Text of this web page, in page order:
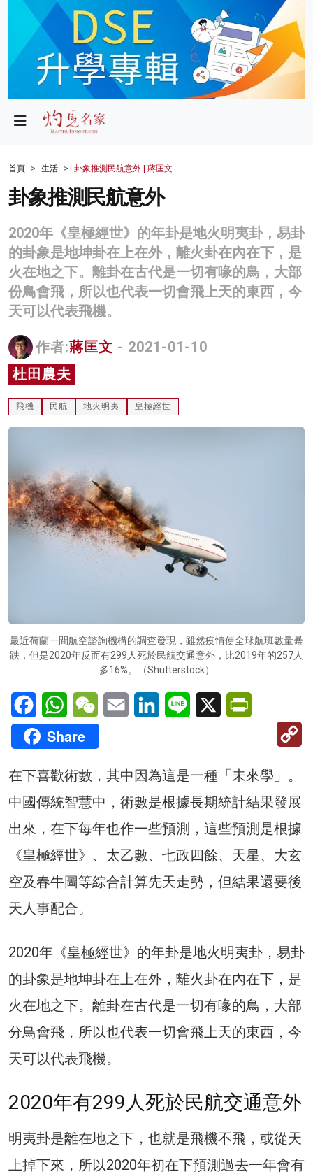
政局
財經
生活
商業
科技
影片
名家榜
灼見活動
首頁 生活 卦象推測民航意外 | 蔣匡文
卦象推測民航意外
2020年《皇極經世》的年卦是地火明夷卦，易卦
的卦象是地坤卦在上在外，離火卦在內在下，是
火在地之下。離卦在古代是一切有喙的鳥，大部
份鳥會飛，所以也代表一切會飛上天的東西，今
天可以代表飛機。
作者:蔣匡文 - 2021-01-10
杜田農夫
飛機 民航 地火明夷 皇極經世
最近荷蘭一間航空諮詢機構的調查發現，雖然疫情使全球航班數量暴
跌，但是2020年反而有299人死於民航交通意外，比2019年的257人
多16%。（Shutterstock）
FacebookWhatsAppWeChatEmail LinkedInLine X
Share
在下喜歡術數，其中因為這是一種「未來學」。
中國傳統智慧中，術數是根據長期統計結果發展
出來，在下每年也作一些預測，這些預測是根據
《皇極經世》、太乙數、七政四餘、天星、大玄
空及春牛圖等綜合計算先天走勢，但結果還要後
天人事配合。
2020年《皇極經世》的年卦是地火明夷卦，易卦
的卦象是地坤卦在上在外，離火卦在內在下，是
火在地之下。離卦在古代是一切有喙的鳥，大部
分鳥會飛，所以也代表一切會飛上天的東西，今
天可以代表飛機。
2020年有299人死於民航交通意外
明夷卦是離在地之下，也就是飛機不飛，或從天
上掉下來，所以2020年初在下預測過去一年會有